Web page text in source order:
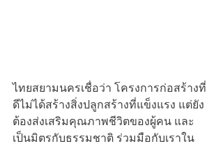
ไทยสยามนครเชื่อว่า โครงการก่อสร้างที่
ดีไม่ได้สร้างสิ่งปลูกสร้างที่แข็งแรง แต่ยัง
ต้องส่งเสริมคุณภาพชีวิตของผู้คน และ
เป็นมิตรกับธรรมชาติ ร่วมมือกับเราใน